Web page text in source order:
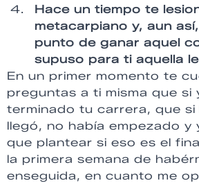
Hace un tiempo te
metacarpiano y, aun
punto de ganar aquel
supuso para ti aquella
En un primer momento te
preguntas a ti misma que si
terminado tu carrera, que si
llegó, no había empezado y
que plantear si eso es el
la primera semana de
enseguida, en cuanto me